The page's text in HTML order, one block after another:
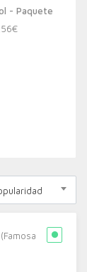
- Paquete
€